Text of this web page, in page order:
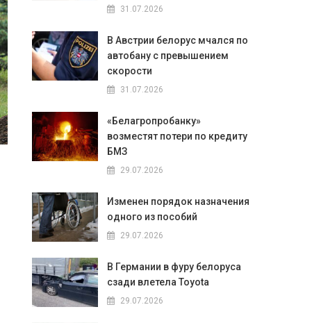
31.07.2026
В Австрии белорус мчался по
автобану с превышением
скорости
31.07.2026
«Белагропробанку»
возместят потери по кредиту
БМЗ
29.07.2026
Изменен порядок назначения
одного из пособий
29.07.2026
В Германии в фуру белоруса
сзади влетела Toyota
29.07.2026